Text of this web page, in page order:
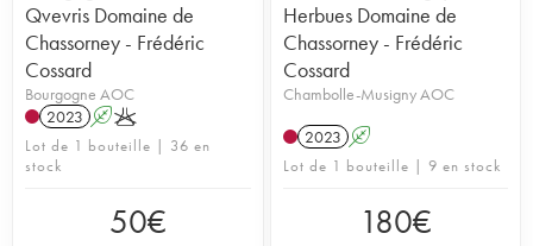
Qvevris Domaine de
Chassorney - Frédéric
Cossard
Bourgogne AOC
2023 AK
Lot de 1 bouteille | 36 en
stock
50€
Herbues Domaine de
Chassorney - Frédéric
Cossard
Chambolle-Musigny AOC
2023 A
Lot de 1 bouteille | 9 en stock
180€